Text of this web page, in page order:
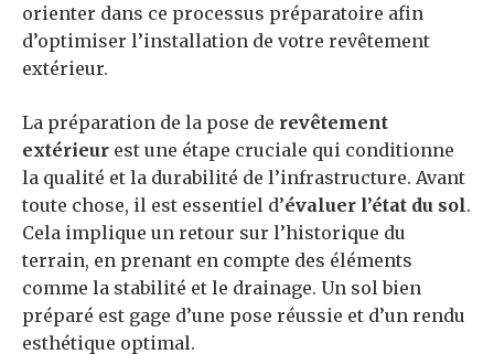
orienter dans ce processus préparatoire afin
d’optimiser l’installation de votre revêtement
extérieur.
La préparation de la pose de revêtement
extérieur est une étape cruciale qui conditionne
la qualité et la durabilité de l’infrastructure. Avant
toute chose, il est essentiel d’évaluer l’état du sol.
Cela implique un retour sur l’historique du
terrain, en prenant en compte des éléments
comme la stabilité et le drainage. Un sol bien
préparé est gage d’une pose réussie et d’un rendu
esthétique optimal.